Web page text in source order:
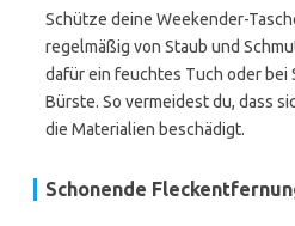
Schütze deine Weekender-
regelmäßig von Staub und
dafür ein feuchtes Tuch oder
Bürste. So vermeidest du, dass
die Materialien beschädigt.
Schonende